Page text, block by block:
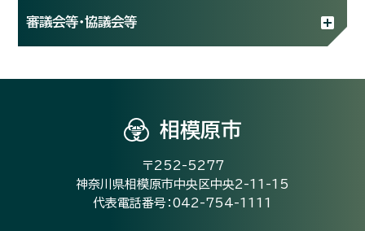
審議会等・協議会等
相模原市
〒252-5277
神奈川県相模原市中央区中央2-11-15
代表電話番号：042-754-1111